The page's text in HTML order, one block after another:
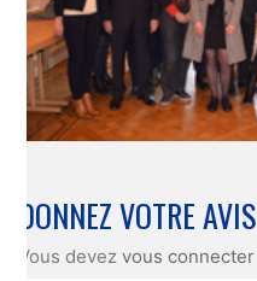
DONNEZ VOTRE AVIS
Vous devez vous connecter